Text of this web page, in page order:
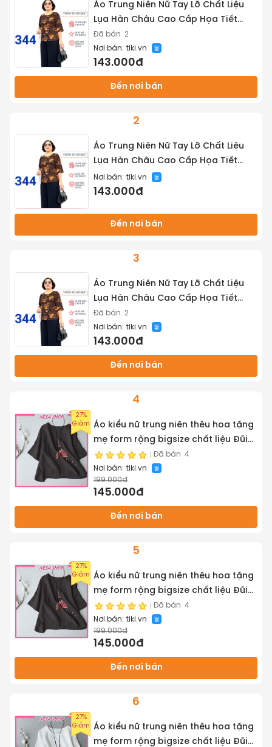
Áo Trung Niên Nữ Tay Lỡ Chất Liệu
Lụa Hàn Châu Cao Cấp Họa Tiết
Tinh Xảo Không Nhăn Xù Khi Giặt -
Tuấn Tú Store 68
Đã bán 2
Nơi bán: tiki.vn
143.000đ
Đến nơi bán
2
Áo Trung Niên Nữ Tay Lỡ Chất Liệu
Lụa Hàn Châu Cao Cấp Họa Tiết
Tinh Xảo Không Nhăn Xù Khi Giặt -
Tuấn Tú Store 68
Nơi bán: tiki.vn
143.000đ
Đến nơi bán
3
Áo Trung Niên Nữ Tay Lỡ Chất Liệu
Lụa Hàn Châu Cao Cấp Họa Tiết
Tinh Xảo Không Nhăn Xù Khi Giặt -
Tuấn Tú Store 68
Đã bán 2
Nơi bán: tiki.vn
143.000đ
Đến nơi bán
4
27%
Giảm
Áo kiểu nữ trung niên thêu hoa tặng
mẹ form rộng bigsize chất liệu Đũi
cao cấp mềm nhẹ mát NeSa Shop,
AKH.66
Đã bán 4
Nơi bán: tiki.vn
199.000đ
145.000đ
Đến nơi bán
5
27%
Giảm
Áo kiểu nữ trung niên thêu hoa tặng
mẹ form rộng bigsize chất liệu Đũi
cao cấp mềm nhẹ mát NeSa Shop,
AKH.66
Đã bán 4
Nơi bán: tiki.vn
199.000đ
145.000đ
Đến nơi bán
6
27%
Giảm
Áo kiểu nữ trung niên thêu hoa tặng
mẹ form rộng bigsize chất liệu Đũi